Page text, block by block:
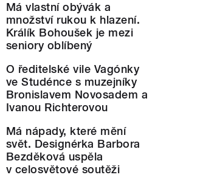
Má vlastní obývák a
množství rukou k hlazení.
Králík Bohoušek je mezi
seniory oblíbený
O ředitelské vile Vagónky
ve Studénce s muzejníky
Bronislavem Novosadem a
Ivanou Richterovou
Má nápady, které mění
svět. Designérka Barbora
Bezděková uspěla
v celosvětové soutěži